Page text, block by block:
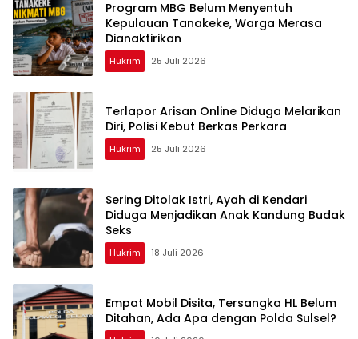
Program MBG Belum Menyentuh
Kepulauan Tanakeke, Warga Merasa
Dianaktirikan
Hukrim 25 Juli 2026
Terlapor Arisan Online Diduga Melarikan
Diri, Polisi Kebut Berkas Perkara
Hukrim 25 Juli 2026
Sering Ditolak Istri, Ayah di Kendari
Diduga Menjadikan Anak Kandung Budak
Seks
Hukrim 18 Juli 2026
Empat Mobil Disita, Tersangka HL Belum
Ditahan, Ada Apa dengan Polda Sulsel?